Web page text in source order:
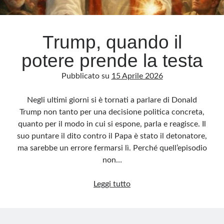
Archivio
Questo blog non rappresenta una testata giornalistica, in quanto viene aggiornato
senza alcuna periodicità. Non può pertanto considerarsi un prodotto editoriale ai
pubblicato dai lettori nei commenti ai vari post. Saranno comunque cancellati quelli
privacy. Alcune immagini inserite in questo blog sono tratte da Internet e, pertanto,
considerate di pubblico dominio. Qualora la loro pubblicazione violasse eventuali
Trump, quando il
potere prende la testa
Pubblicato su 15 Aprile 2026
Negli ultimi giorni si è tornati a parlare di Donald
Trump non tanto per una decisione politica concreta,
quanto per il modo in cui si espone, parla e reagisce. Il
suo puntare il dito contro il Papa è stato il detonatore,
ma sarebbe un errore fermarsi lì. Perché quell’episodio
non…
Leggi tuttoTrump,